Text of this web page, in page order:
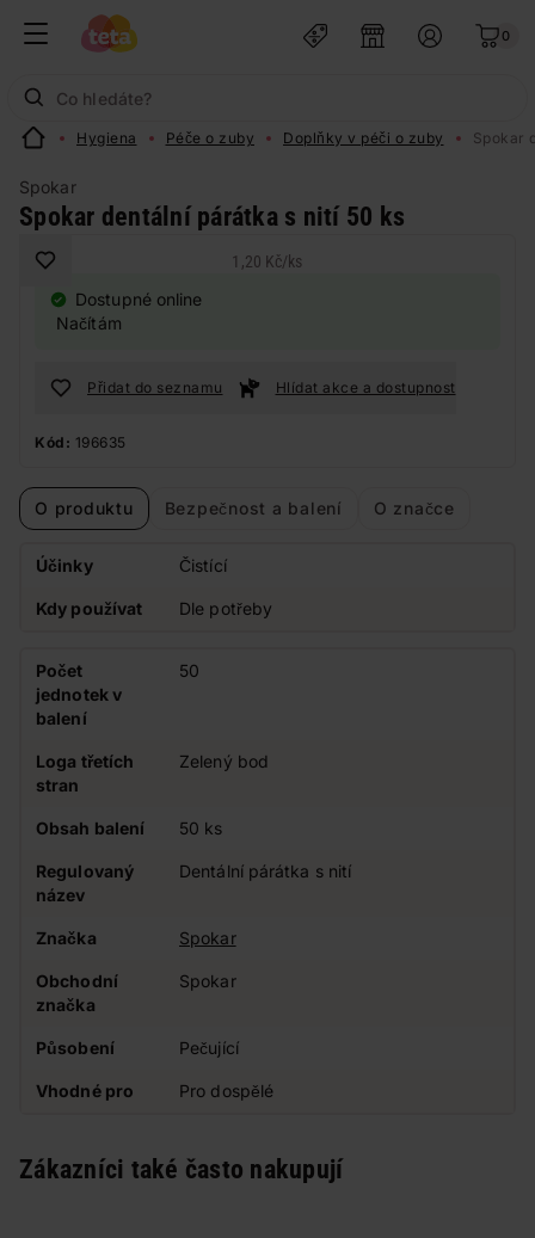
0
Hygiena Péče o zuby Doplňky v péči o zuby Spokar
Spokar
Spokar dentální párátka s nití 50 ks
1,20 Kč/ks
Dostupné online
Načítám
Přidat do seznamu Hlídat akce a dostupnost
Kód: 196635
O produktu Bezpečnost a balení O značce
Účinky Čistící
Kdy používat Dle potřeby
Počet
jednotek v
balení
50
Loga třetích
stran
Zelený bod
Obsah balení 50 ks
Regulovaný
název
Dentální párátka s nití
Značka Spokar
Obchodní
značka
Spokar
Působení Pečující
Vhodné pro Pro dospělé
Zákazníci také často nakupují